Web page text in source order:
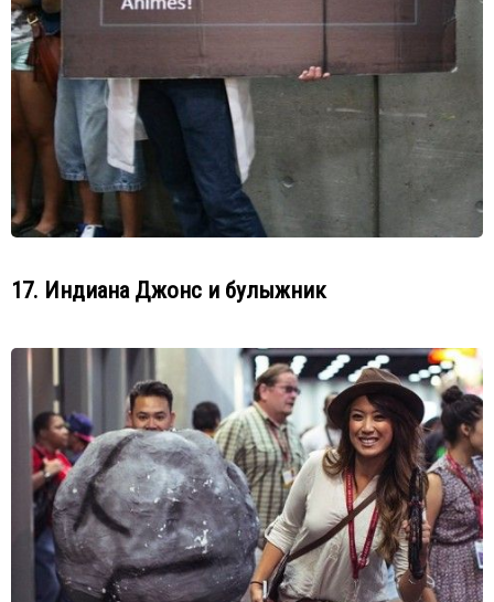
17. Индиана Джонс и булыжник